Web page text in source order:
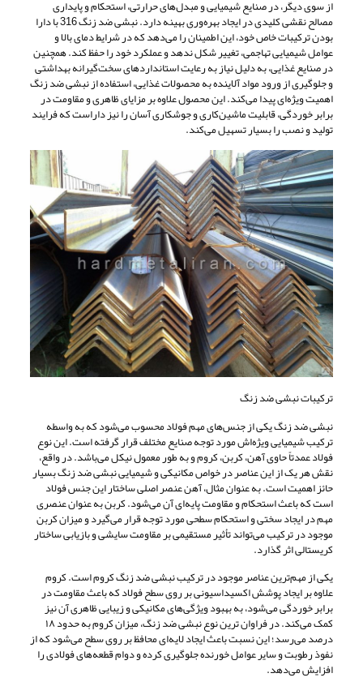
از سوی دیگر، در صنایع شیمیایی و مبدل‌های حرارتی، استحکام و پایداری
مصالح نقشی کلیدی در ایجاد بهره‌وری بهینه دارد. نبشی ضد زنگ 316 با دارا
بودن ترکیبات خاص خود، این اطمینان را می‌دهد که در شرایط دمای بالا و
عوامل شیمیایی تهاجمی، تغییر شکل ندهد و عملکرد خود را حفظ کند. همچنین
در صنایع غذایی، به دلیل نیاز به رعایت استانداردهای سخت‌گیرانه بهداشتی
و جلوگیری از ورود مواد آلاینده به محصولات غذایی، استفاده از نبشی ضد زنگ
اهمیت ویژه‌ای پیدا می‌کند. این محصول علاوه بر مزایای ظاهری و مقاومت در
برابر خوردگی، قابلیت ماشین‌کاری و جوشکاری آسان را نیز داراست که فرایند
تولید و نصب را بسیار تسهیل می‌کند.
ترکیبات نبشی ضد زنگ
نبشی ضد زنگ یکی از جنس‌های مهم فولاد محسوب می‌شود که به واسطه
ترکیب شیمیایی ویژه‌اش مورد توجه صنایع مختلف قرار گرفته است. این نوع
فولاد عمدتاً حاوی آهن، کربن، کروم و به طور معمول نیکل می‌باشد. در واقع،
نقش هر یک از این عناصر در خواص مکانیکی و شیمیایی نبشی ضد زنگ بسیار
حائز اهمیت است. به عنوان مثال، آهن عنصر اصلی ساختار این جنس فولاد
است که باعث استحکام و مقاومت پایه‌ای آن می‌شود. کربن به عنوان عنصری
مهم در ایجاد سختی و استحکام سطحی مورد توجه قرار می‌گیرد و میزان کربن
موجود در ترکیب می‌تواند تأثیر مستقیمی بر مقاومت سایشی و بازیابی ساختار
کریستالی اثر گذارد.
یکی از مهم‌ترین عناصر موجود در ترکیب نبشی ضد زنگ کروم است. کروم
علاوه بر ایجاد پوشش اکسیداسیونی بر روی سطح فولاد که باعث مقاومت در
برابر خوردگی می‌شود، به بهبود ویژگی‌های مکانیکی و زیبایی ظاهری آن نیز
کمک می‌کند. در فراوان ترین نوع نبشی ضد زنگ، میزان کروم به حدود ۱۸
درصد می‌رسد؛ این نسبت باعث ایجاد لایه‌ای محافظ بر روی سطح می‌شود که از
نفوذ رطوبت و سایر عوامل خورنده جلوگیری کرده و دوام قطعه‌های فولادی را
افزایش می‌دهد.